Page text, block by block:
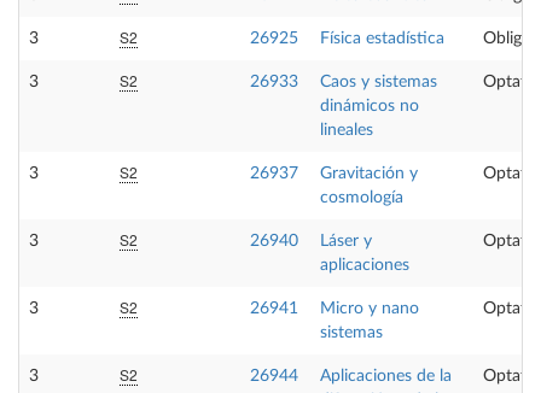
3 S2 26925 Física estadística
3 S2 26933
Caos y sistemas
dinámicos no
lineales
3 S2 26937
Gravitación y
cosmología
3 S2 26940
Láser y
aplicaciones
3 S2 26941
Micro y nano
sistemas
3 S2 26944
Aplicaciones de la